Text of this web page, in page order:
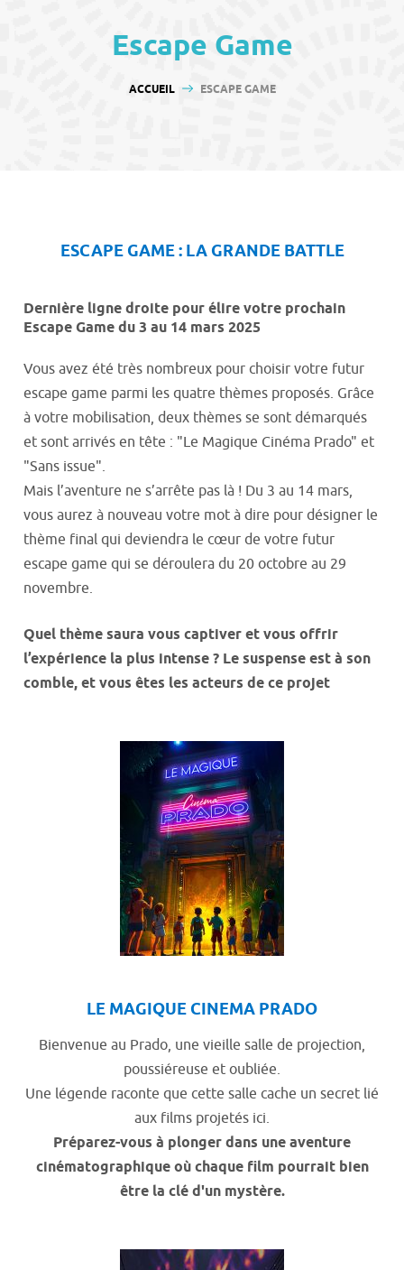
Escape Game
VOUS ÊTES ICI :
ACCUEIL ESCAPE GAME
ESCAPE GAME : LA GRANDE BATTLE
Dernière ligne droite pour élire votre prochain
Escape Game du 3 au 14 mars 2025
Vous avez été très nombreux pour choisir votre futur
escape game parmi les quatre thèmes proposés. Grâce
à votre mobilisation, deux thèmes se sont démarqués
et sont arrivés en tête : "Le Magique Cinéma Prado" et
"Sans issue".
Mais l’aventure ne s’arrête pas là ! Du 3 au 14 mars,
vous aurez à nouveau votre mot à dire pour désigner le
thème final qui deviendra le cœur de votre futur
escape game qui se déroulera du 20 octobre au 29
novembre.
Quel thème saura vous captiver et vous offrir
l’expérience la plus intense ? Le suspense est à son
comble, et vous êtes les acteurs de ce projet
LE MAGIQUE CINEMA PRADO
Bienvenue au Prado, une vieille salle de projection,
poussiéreuse et oubliée.
Une légende raconte que cette salle cache un secret lié
aux films projetés ici.
Préparez-vous à plonger dans une aventure
cinématographique où chaque film pourrait bien
être la clé d'un mystère.